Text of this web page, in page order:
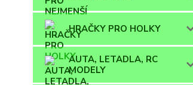
HRAČKY PRO HOLKY
AUTA, LETADLA, RC
MODELY